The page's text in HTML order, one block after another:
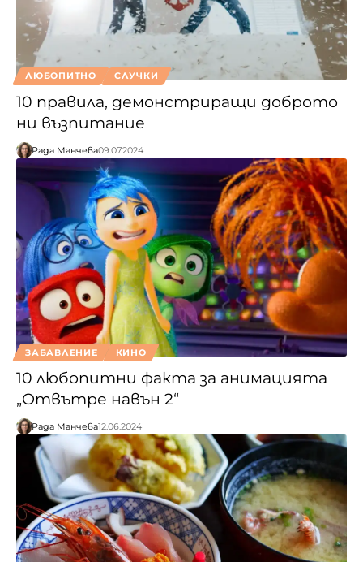
ЛЮБОПИТНО СЛУЧКИ
10 правила, демонстриращи доброто
ни възпитание
Рада Манчева09.07.2024
ЗАБАВЛЕНИЕ КИНО
10 любопитни факта за анимацията
„Отвътре навън 2“
Рада Манчева12.06.2024